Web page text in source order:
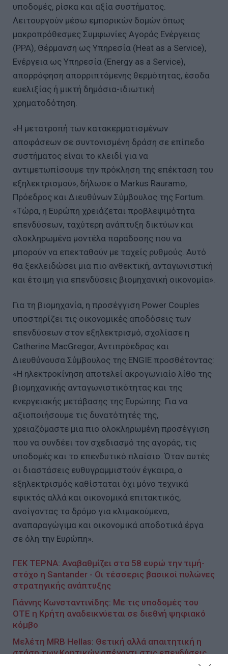
υποδομές, ρίσκα και αξία συστήματος.
Λειτουργούν μέσω εμπορικών δομών όπως
μακροπρόθεσμες Συμφωνίες Αγοράς Ενέργειας
(PPA), Θέρμανση ως Υπηρεσία (Heat as a Service),
Ενέργεια ως Υπηρεσία (Energy as a Service),
απορρόφηση απορριπτόμενης θερμότητας, έσοδα
ευελιξίας ή μικτή δημόσια-ιδιωτική
χρηματοδότηση.
«Η μετατροπή των κατακερματισμένων
αποφάσεων σε συντονισμένη δράση σε επίπεδο
συστήματος είναι το κλειδί για να
αντιμετωπίσουμε την πρόκληση της επέκταση του
εξηλεκτρισμού», δήλωσε ο Markus Rauramo,
Πρόεδρος και Διευθύνων Σύμβουλος της Fortum.
«Τώρα, η Ευρώπη χρειάζεται προβλεψιμότητα
επενδύσεων, ταχύτερη ανάπτυξη δικτύων και
ολοκληρωμένα μοντέλα παράδοσης που να
μπορούν να επεκταθούν με ταχείς ρυθμούς. Αυτό
θα ξεκλειδώσει μια πιο ανθεκτική, ανταγωνιστική
και έτοιμη για επενδύσεις βιομηχανική οικονομία».
Για τη βιομηχανία, η προσέγγιση Power Couples
υποστηρίζει τις οικονομικές αποδόσεις των
επενδύσεων στον εξηλεκτρισμό, σχολίασε η
Catherine MacGregor, Αντιπρόεδρος και
Διευθύνουσα Σύμβουλος της ENGIE προσθέτοντας:
«Η ηλεκτροκίνηση αποτελεί ακρογωνιαίο λίθο της
βιομηχανικής ανταγωνιστικότητας και της
ενεργειακής μετάβασης της Ευρώπης. Για να
αξιοποιήσουμε τις δυνατότητές της,
χρειαζόμαστε μια πιο ολοκληρωμένη προσέγγιση
που να συνδέει τον σχεδιασμό της αγοράς, τις
υποδομές και το επενδυτικό πλαίσιο. Όταν αυτές
οι διαστάσεις ευθυγραμμιστούν έγκαιρα, ο
εξηλεκτρισμός καθίσταται όχι μόνο τεχνικά
εφικτός αλλά και οικονομικά επιτακτικός,
ανοίγοντας το δρόμο για κλιμακούμενα,
αναπαραγώγιμα και οικονομικά αποδοτικά έργα
σε όλη την Ευρώπη».
ΓΕΚ ΤΕΡΝΑ: Αναβαθμίζει στα 58 ευρώ την τιμή-
στόχο η Santander - Οι τέσσερις βασικοί πυλώνες
στρατηγικής ανάπτυξης
Γιάννης Κωνσταντινίδης: Με τις υποδομές του
ΟΤΕ η Κρήτη αναδεικνύεται σε διεθνή ψηφιακό
κόμβο
Μελέτη MRB Hellas: Θετική αλλά απαιτητική η
στάση των Κρητικών απέναντι στις επενδύσεις